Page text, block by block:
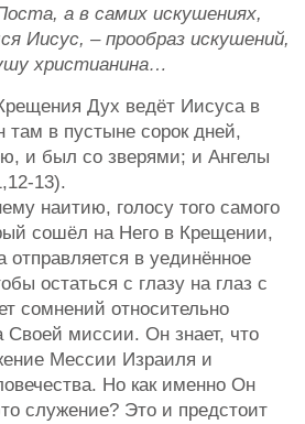
а в самих искушениях,
Иисус, – прообраз искушений,
христианина…
Дух ведёт Иисуса в
в пустыне сорок дней,
и был со зверями; и Ангелы
13).
наитию, голосу того самого
сошёл на Него в Крещении,
отправляется в уединённое
остаться с глазу на глаз с
сомнений относительно
Своей миссии. Он знает, что
Мессии Израиля и
Но как именно Он
служение? Это и предстоит